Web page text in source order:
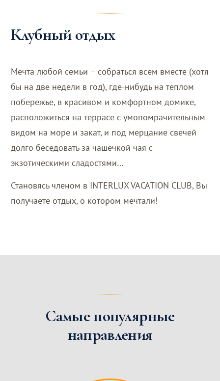
Клубный отдых
Мечта любой семьи – собраться всем вместе (хотя
бы на две недели в год), где-нибудь на теплом
побережье, в красивом и комфортном домике,
расположиться на террасе с умопомрачительным
видом на море и закат, и под мерцание свечей
долго беседовать за чашечкой чая с
экзотическими сладостями…
Становясь членом в INTERLUX VACATION CLUB, Вы
получаете отдых, о котором мечтали!
Самые популярные
направления